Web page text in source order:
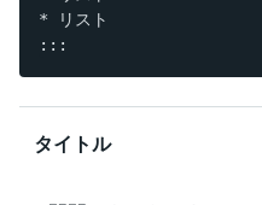
* リスト
タイトル